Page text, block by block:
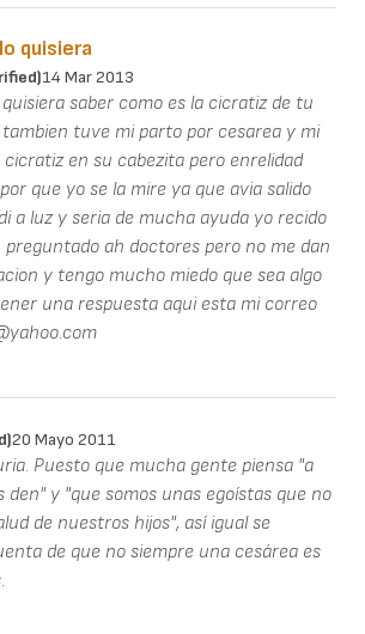
quisiera
14 Mar 2013
saber como es la cicratiz de tu
tuve mi parto por cesarea y mi
en su cabezita pero enrelidad
que yo se la mire ya que avia salido
a luz y seria de mucha ayuda yo recido
preguntado ah doctores pero no me dan
y tengo mucho miedo que sea algo
una respuesta aqui esta mi correo
20 Mayo 2011
Puesto que mucha gente piensa "a
den" y "que somos unas egoístas que no
de nuestros hijos", así igual se
de que no siempre una cesárea es